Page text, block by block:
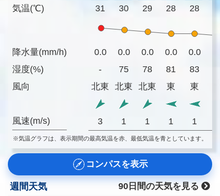
気温(℃)
降水量(mm/h)
湿度(%)
風向
風速(m/s)
31 30 29 28 28
0.0 0.0 0.0 0.0 0.0
-
75 78 81 83
北東
北東 北東 東 東
3 1 1 1 1
※気温グラフは、表示期間の最高気温を赤、最低気温を青としています。
コンパスを表示
週間天気
90日間の天気を見る